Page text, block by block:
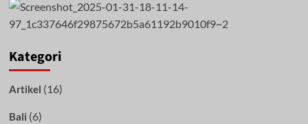
Kategori
Artikel (16)
Bali (6)